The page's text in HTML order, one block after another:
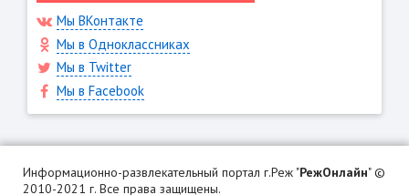
Мы ВКонтакте
Мы в Одноклассниках
Мы в Twitter
Мы в Facebook
Информационно-развлекательный портал г.Реж "РежОнлайн" ©
2010-2021 г. Все права защищены.